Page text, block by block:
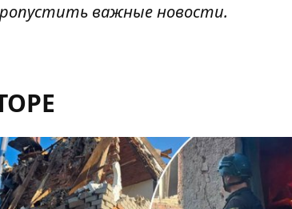
важные новости.